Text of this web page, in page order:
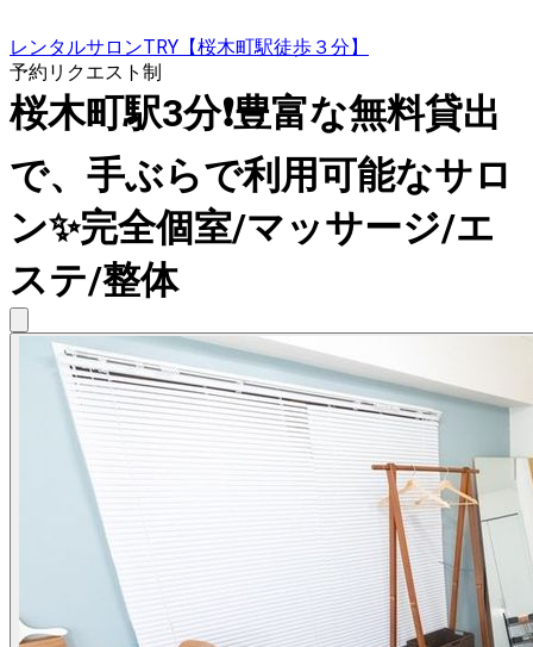
レンタルサロンTRY【桜木町駅徒歩３分】
予約リクエスト制
桜木町駅3分❗️豊富な無料貸出
で、手ぶらで利用可能なサロ
ン✨完全個室/マッサージ/エ
ステ/整体